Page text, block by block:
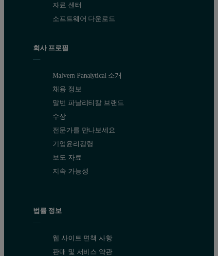
자료 센터
소프트웨어 다운로드
회사 프로필
Malvern Panalytical 소개
채용 정보
말번 파날리티칼 브랜드
수상
전문가를 만나보세요
기업윤리강령
보도 자료
지속 가능성
법률 정보
웹 사이트 면책 사항
판매 및 서비스 약관